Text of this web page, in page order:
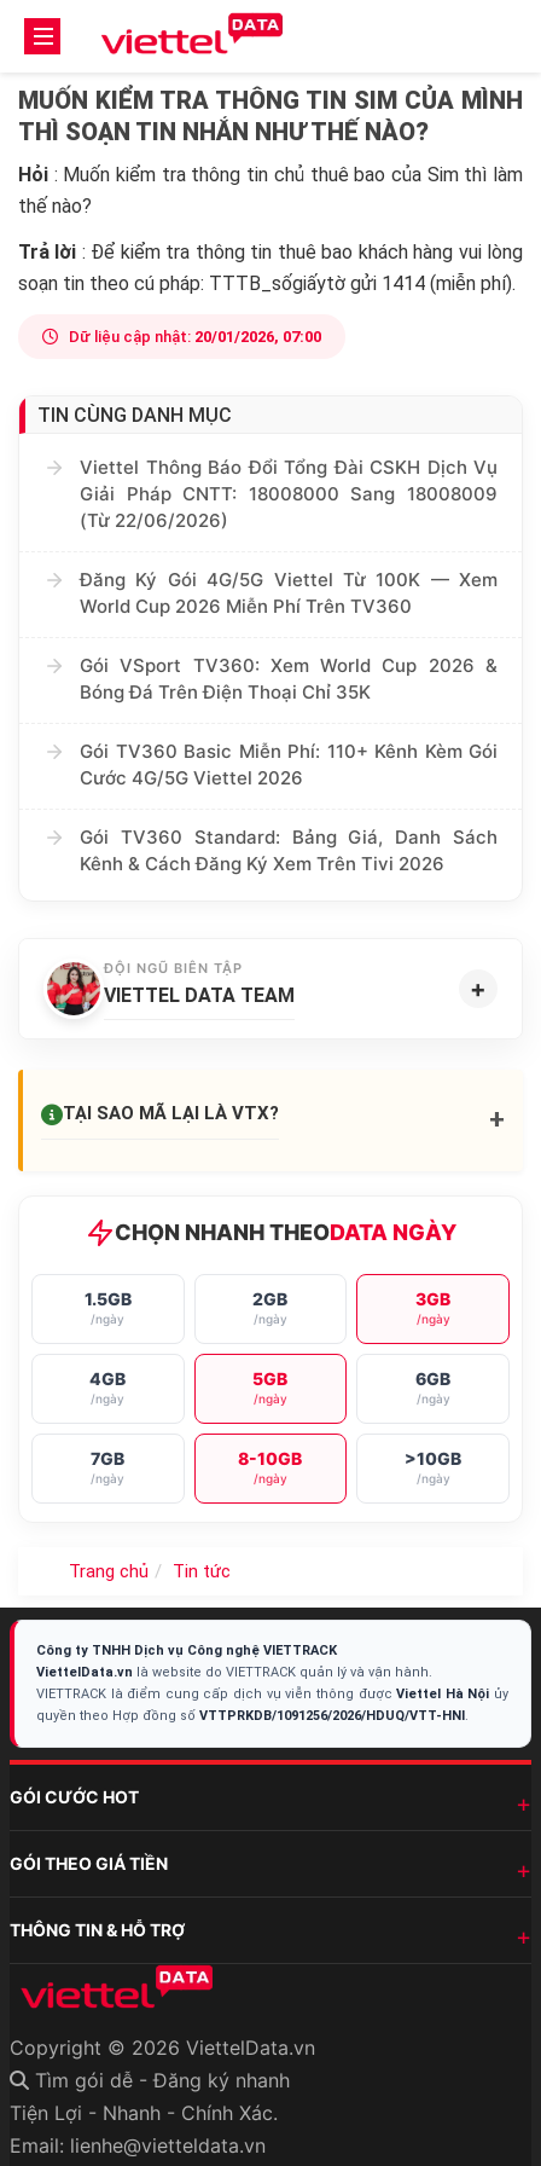
MUỐN KIỂM TRA THÔNG TIN SIM CỦA MÌNH
THÌ SOẠN TIN NHẮN NHƯ THẾ NÀO?
Hỏi : Muốn kiểm tra thông tin chủ thuê bao của Sim thì làm
thế nào?
Trả lời : Để kiểm tra thông tin thuê bao khách hàng vui lòng
soạn tin theo cú pháp: TTTB_sốgiấytờ gửi 1414 (miễn phí).
Dữ liệu cập nhật: 20/01/2026, 07:00
TIN CÙNG DANH MỤC
Viettel Thông Báo Đổi Tổng Đài CSKH Dịch Vụ
Giải Pháp CNTT: 18008000 Sang 18008009
(Từ 22/06/2026)
Đăng Ký Gói 4G/5G Viettel Từ 100K — Xem
World Cup 2026 Miễn Phí Trên TV360
Gói VSport TV360: Xem World Cup 2026 &
Bóng Đá Trên Điện Thoại Chỉ 35K
Gói TV360 Basic Miễn Phí: 110+ Kênh Kèm Gói
Cước 4G/5G Viettel 2026
Gói TV360 Standard: Bảng Giá, Danh Sách
Kênh & Cách Đăng Ký Xem Trên Tivi 2026
ĐỘI NGŨ BIÊN TẬP
VIETTEL DATA TEAM +
TẠI SAO MÃ LẠI LÀ VTX? +
CHỌN NHANH THEODATA NGÀY
1.5GB
/ngày
2GB
/ngày
3GB
/ngày
4GB
/ngày
5GB
/ngày
6GB
/ngày
7GB
/ngày
8-10GB
/ngày
>10GB
/ngày
Trang chủ Tin tức
Công ty TNHH Dịch vụ Công nghệ VIETTRACK
ViettelData.vn là website do VIETTRACK quản lý và vận hành.
VIETTRACK là điểm cung cấp dịch vụ viễn thông đượcViettel Hà Nội ủy
quyền theo Hợp đồng số VTTPRKDB/1091256/2026/HDUQ/VTT-HNI.
GÓI CƯỚC HOT
GÓI THEO GIÁ TIỀN
THÔNG TIN & HỖ TRỢ
Copyright © 2026 ViettelData.vn
Tìm gói dễ - Đăng ký nhanh
Tiện Lợi - Nhanh - Chính Xác.
Email: lienhe@vietteldata.vn